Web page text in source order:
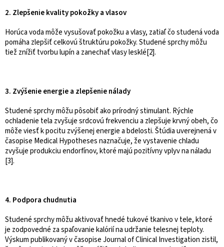
2. Zlepšenie kvality pokožky a vlasov
Horúca voda môže vysušovať pokožku a vlasy, zatiaľ čo studená voda
pomáha zlepšiť celkovú štruktúru pokožky. Studené sprchy môžu
tiež znížiť tvorbu lupín a zanechať vlasy lesklé[2].
3. Zvýšenie energie a zlepšenie nálady
Studené sprchy môžu pôsobiť ako prírodný stimulant. Rýchle
ochladenie tela zvyšuje srdcovú frekvenciu a zlepšuje krvný obeh, čo
môže viesť k pocitu zvýšenej energie a bdelosti. Štúdia uverejnená v
časopise Medical Hypotheses naznačuje, že vystavenie chladu
zvyšuje produkciu endorfínov, ktoré majú pozitívny vplyv na náladu
[3].
4. Podpora chudnutia
Studené sprchy môžu aktivovať hnedé tukové tkanivo v tele, ktoré
je zodpovedné za spaľovanie kalórií na udržanie telesnej teploty.
Výskum publikovaný v časopise Journal of Clinical Investigation zistil,